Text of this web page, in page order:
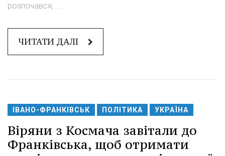
розпочався, ...
ЧИТАТИ ДАЛІ
ІВАНО-ФРАНКІВСЬК ПОЛІТИКА УКРАЇНА
Віряни з Космача завітали до
Франківська, щоб отримати